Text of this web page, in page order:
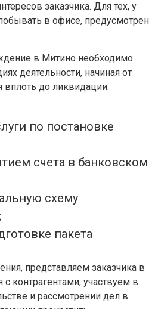
заказчика. Для тех, у
в офисе, предусмотрен
в Митино необходимо
деятельности, начиная от
вплоть до ликвидации.
по постановке
счета в банковском
схему
пакета
представляем заказчика в
контрагентами, участвуем в
и рассмотрении дел в